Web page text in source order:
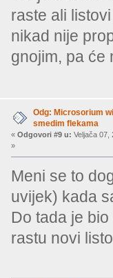
raste ali
nikad nije
gnojim, pa će
Odg: Microsorium
smedim flekama
« Odgovori #9 u: Veljača 07,
»
Meni se to
uvijek) kada
Do tada je
rastu novi